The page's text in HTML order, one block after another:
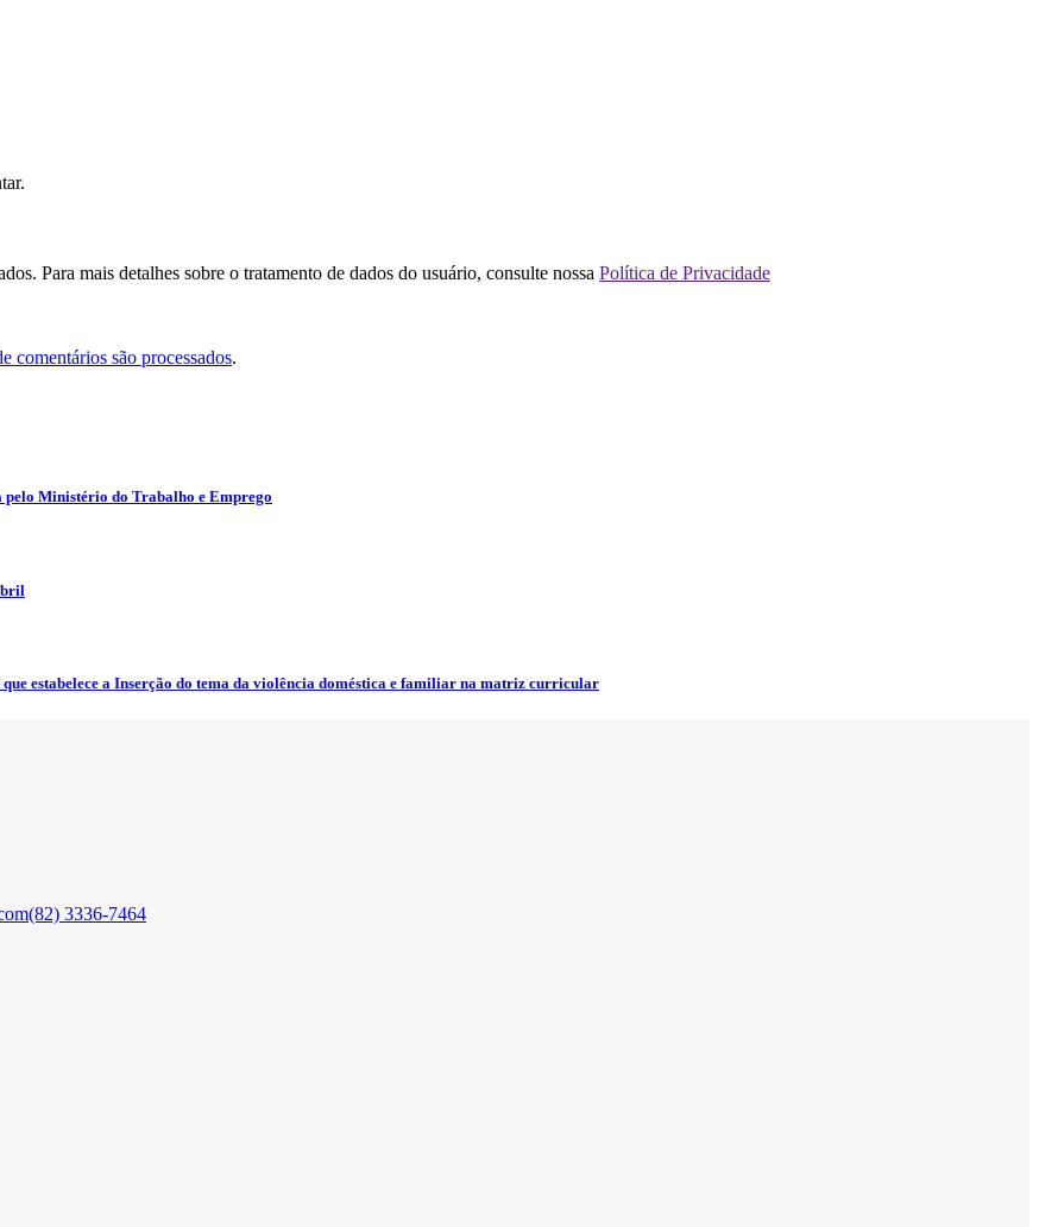
Para mais detalhes sobre o tratamento de dados do usuário, consulte nossa Política de Privacidade
comentários são processados.
Ministério do Trabalho e Emprego
estabelece a Inserção do tema da violência doméstica e familiar na matriz curricular
(82) 3336-7464